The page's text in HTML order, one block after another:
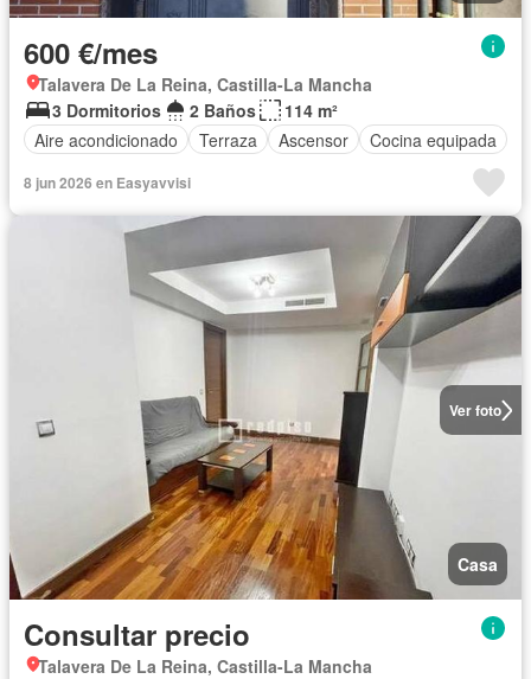
600 €/mes
Talavera De La Reina, Castilla-La Mancha
3 Dormitorios
2 Baños
114 m²
Aire acondicionado
Terraza Ascensor Cocina equipada
8 jun 2026 en Easyavvisi
Ver foto
Casa
Consultar precio
Talavera De La Reina, Castilla-La Mancha